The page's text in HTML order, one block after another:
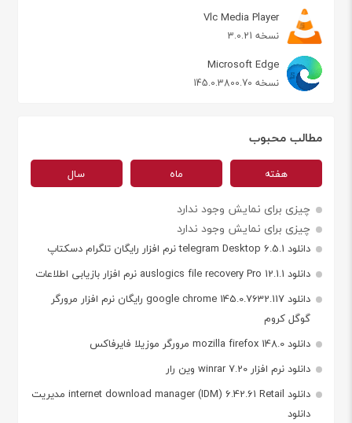
Vlc Media Player
نسخه 3.0.21
Microsoft Edge
نسخه 145.0.3800.70
مطالب محبوب
هفته ماه سال
چیزی برای نمایش وجود ندارد
چیزی برای نمایش وجود ندارد
دانلود telegram Desktop 6.5.1 نرم افزار رایگان تلگرام دسکتاپ
دانلود auslogics file recovery Pro 12.1.1 نرم افزار بازیابی اطلاعات
دانلود google chrome 145.0.7632.117 رایگان نرم افزار مرورگر
گوگل کروم
دانلود mozilla firefox 148.0 مرورگر موزیلا فایرفاکس
دانلود نرم افزار winrar 7.20 وین رار
دانلود internet download manager (IDM) 6.42.61 Retail مدیریت
دانلود